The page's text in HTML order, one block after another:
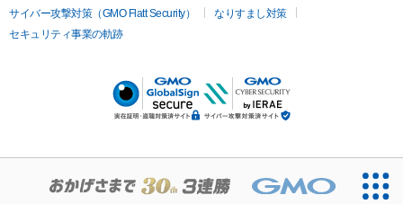
サイバー攻撃対策（GMO Flatt Security）
なりすまし対策
セキュリティ事業の軌跡